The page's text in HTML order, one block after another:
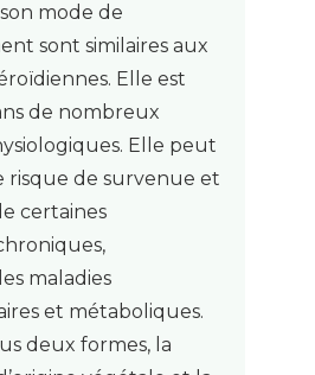
mode de
sont similaires aux
Elle est
de nombreux
Elle peut
risque de survenue et
certaines
maladies
et métaboliques.
deux formes, la